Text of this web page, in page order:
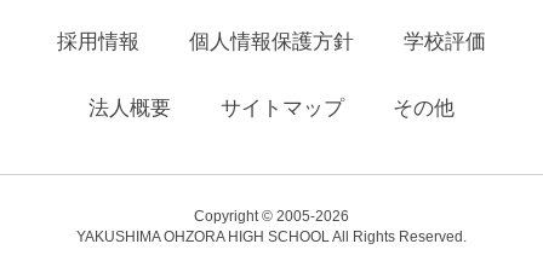
採用情報 個人情報保護方針 学校評価
法人概要 サイトマップ その他
Copyright © 2005-2026
YAKUSHIMA OHZORA HIGH SCHOOL All Rights Reserved.